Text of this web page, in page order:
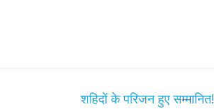
शहिदों के परिजन हुए सम्मानित!